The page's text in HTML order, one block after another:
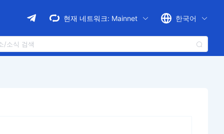
현재 네트워크: Mainnet 한국어